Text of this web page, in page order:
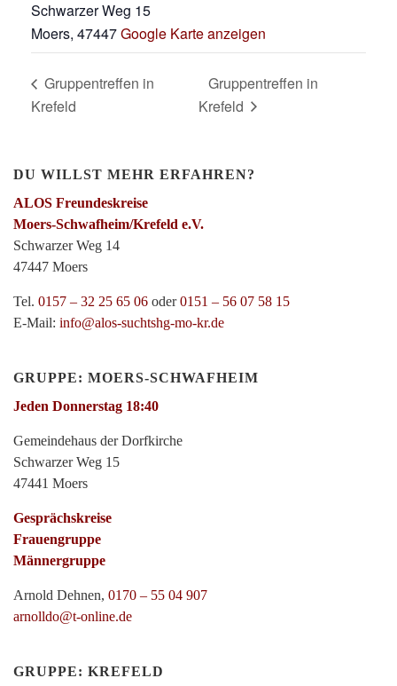
Schwarzer Weg 15
Moers, 47447Google Karte anzeigen
Gruppentreffen in
Krefeld
Gruppentreffen in
Krefeld
DU WILLST MEHR ERFAHREN?
ALOS Freundeskreise
Moers-Schwafheim/Krefeld e.V.
Schwarzer Weg 14
47447 Moers
Tel. 0157 – 32 25 65 06 oder0151 – 56 07 58 15
E-Mail: info@alos-suchtshg-mo-kr.de
GRUPPE: MOERS-SCHWAFHEIM
Jeden Donnerstag 18:40
Gemeindehaus der Dorfkirche
Schwarzer Weg 15
47441 Moers
Gesprächskreise
Frauengruppe
Männergruppe
Arnold Dehnen, 0170 – 55 04 907
arnolldo@t-online.de
GRUPPE: KREFELD